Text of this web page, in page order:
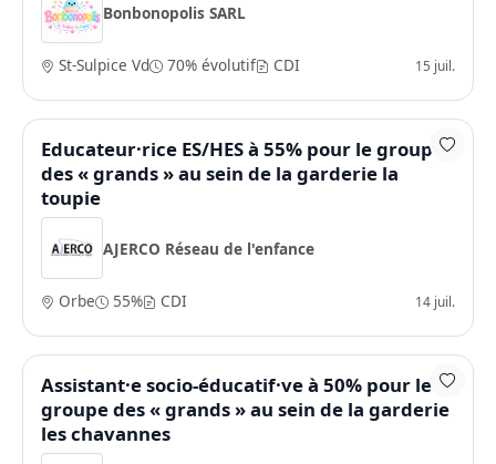
Bonbonopolis SARL
St-Sulpice Vd 70% évolutif CDI 15 juil.
Educateur·rice ES/HES à 55% pour le groupe
des « grands » au sein de la garderie la
toupie
AJERCO Réseau de l'enfance
Orbe 55% CDI 14 juil.
Assistant·e socio-éducatif·ve à 50% pour le
groupe des « grands » au sein de la garderie
les chavannes